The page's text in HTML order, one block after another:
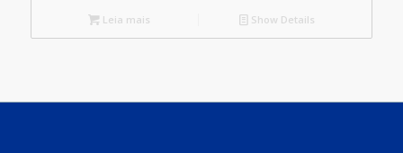
Leia mais Show Details